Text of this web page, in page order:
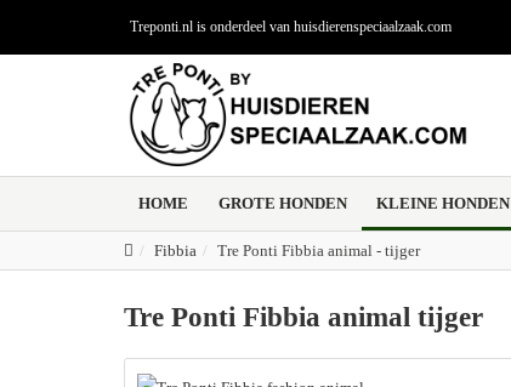
Treponti.nl is onderdeel van huisdierenspeciaalzaak.com
HOME GROTE HONDEN KLEINE HONDEN
Fibbia Tre Ponti Fibbia animal - tijger
Tre Ponti Fibbia animal tijger